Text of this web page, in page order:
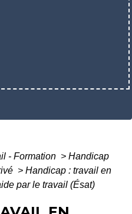
- Formation > Handicap
> Handicap : travail en
par le travail (Ésat)